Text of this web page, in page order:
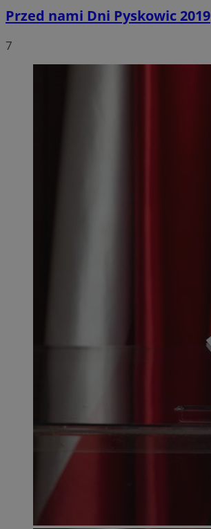
Przed nami Dni Pyskowic 2019
7